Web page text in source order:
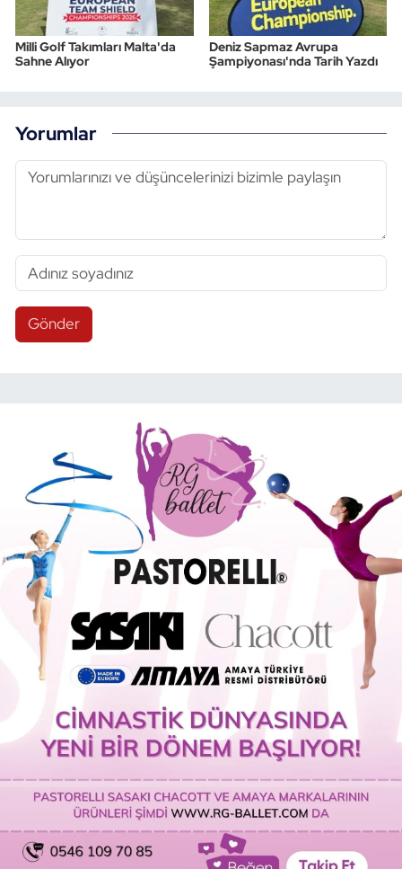
Milli Golf Takımları Malta'da
Sahne Alıyor
Deniz Sapmaz Avrupa
Şampiyonası'nda Tarih Yazdı
Yorumlar
Gönder